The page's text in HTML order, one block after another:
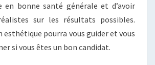
en bonne santé générale et d’avoir
sur les résultats possibles.
esthétique pourra vous guider et vous
si vous êtes un bon candidat.